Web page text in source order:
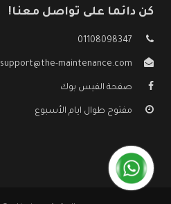
كن دائما على تواصل معنا!
01108098347
support@the-maintenance.com
صفحة الفيس بوك
مفتوح طوال ايام الأسبوع